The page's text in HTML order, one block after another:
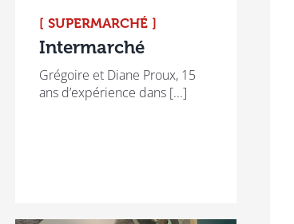
[ SUPERMARCHÉ ]
Intermarché
Grégoire et Diane Proux, 15
ans d’expérience dans [...]